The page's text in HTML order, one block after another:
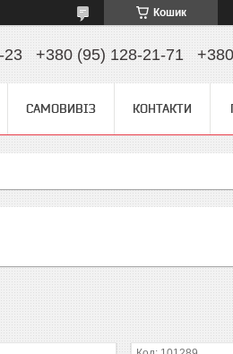
Кошик
23 +380 (95) 128-21-71
САМОВИВІЗ КОНТАКТИ